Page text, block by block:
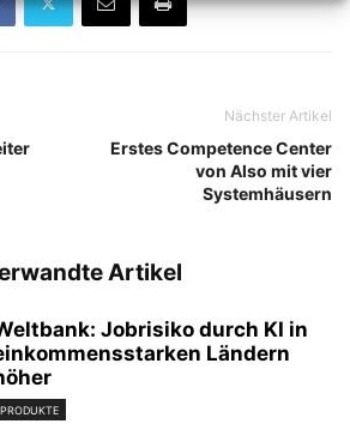
Nächster Artikel
Erstes Competence Center
von Also mit vier
Systemhäusern
Artikel
Jobrisiko durch KI in
Ländern
PRODUKTE